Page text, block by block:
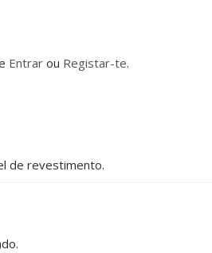
Entrar ou Registar-te.
de revestimento.